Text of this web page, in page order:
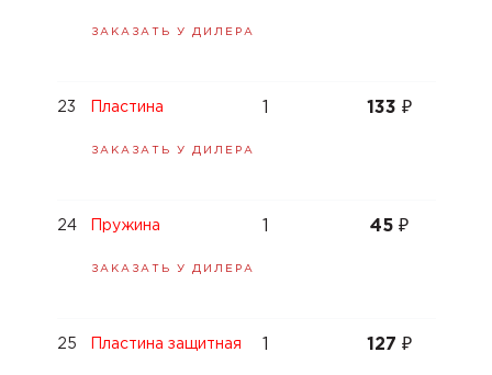
ЗАКАЗАТЬ У ДИЛЕРА
Пластина 133₽
ЗАКАЗАТЬ У ДИЛЕРА
23
Пружина 45₽
ЗАКАЗАТЬ У ДИЛЕРА
24
Пластина защитная 127₽
25